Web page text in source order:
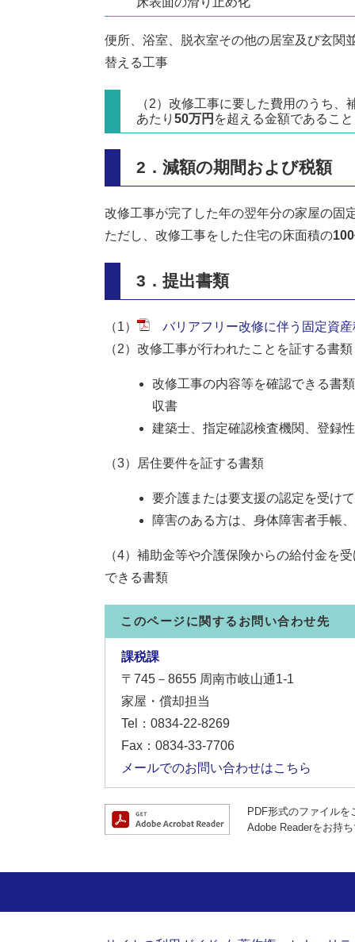
便所、浴室、脱衣室その他の居室及び玄関
替える工事
（2）改修工事に要した費用のうち
あたり 50万円 を超える金額であること
2．減額の期間および税額
改修工事が完了した年の翌年分の家屋の固
ただし、改修工事をした住宅の床面積の
3．提出書類
（1）
バリアフリー改修に伴う固定資
（2）改修工事が行われたことを証する書類
改修工事の内容等を確認できる書
収書
建築士、指定確認検査機関、登録
（3）居住要件を証する書類
要介護または要支援の認定を受け
障害のある方は、身体障害者手帳
（4）補助金等や介護保険からの給付金を
できる書類
このページに関するお問い合わせ先
課税課
〒745－8655 周南市岐山通1-1
家屋・償却担当
Tel：0834-22-8269
Fax：0834-33-7706
メールでのお問い合わせはこちら
PDF形式のファイルを
Adobe Readerをお持